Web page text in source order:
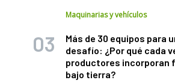
Maquinarias y vehículos
Más de 30 equipos para
desafío: ¿Por qué cada
productores incorporan
bajo tierra?